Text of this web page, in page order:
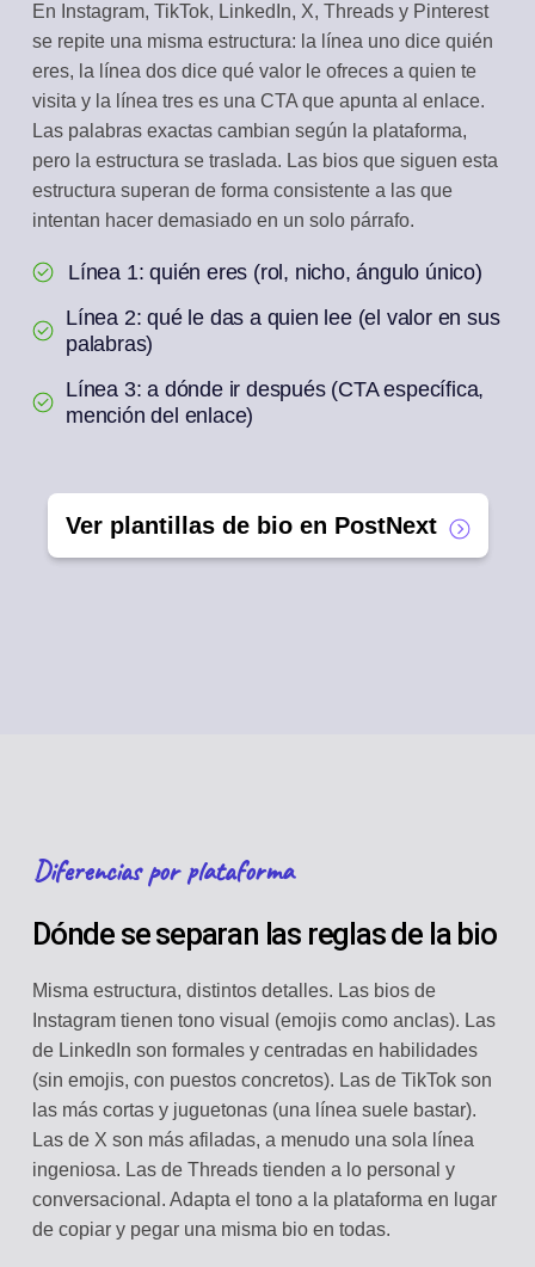
En Instagram, TikTok, LinkedIn, X, Threads y Pinterest
se repite una misma estructura: la línea uno dice quién
eres, la línea dos dice qué valor le ofreces a quien te
visita y la línea tres es una CTA que apunta al enlace.
Las palabras exactas cambian según la plataforma,
pero la estructura se traslada. Las bios que siguen esta
estructura superan de forma consistente a las que
intentan hacer demasiado en un solo párrafo.
Línea 1: quién eres (rol, nicho, ángulo único)
Línea 2: qué le das a quien lee (el valor en sus
palabras)
Línea 3: a dónde ir después (CTA específica,
mención del enlace)
Ver plantillas de bio en PostNext
Diferencias por plataforma
Dónde se separan las reglas de la bio
Misma estructura, distintos detalles. Las bios de
Instagram tienen tono visual (emojis como anclas). Las
de LinkedIn son formales y centradas en habilidades
(sin emojis, con puestos concretos). Las de TikTok son
las más cortas y juguetonas (una línea suele bastar).
Las de X son más afiladas, a menudo una sola línea
ingeniosa. Las de Threads tienden a lo personal y
conversacional. Adapta el tono a la plataforma en lugar
de copiar y pegar una misma bio en todas.